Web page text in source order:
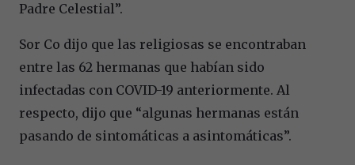
Padre Celestial”.
Sor Co dijo que las religiosas se encontraban
entre las 62 hermanas que habían sido
infectadas con COVID-19 anteriormente. Al
respecto, dijo que “algunas hermanas están
pasando de sintomáticas a asintomáticas”.